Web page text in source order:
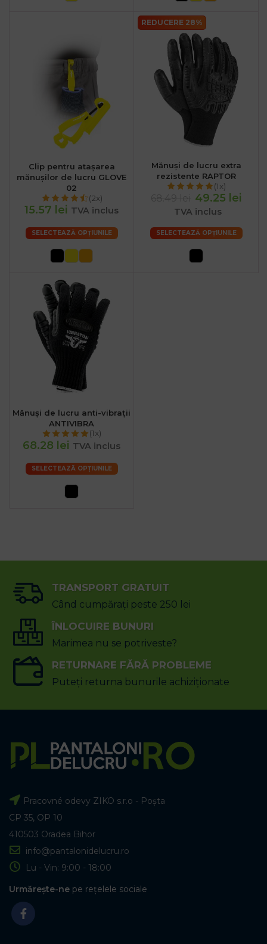
Clip pentru atașarea
mănușilor de lucru GLOVE
02
(2x)
15.57 lei TVA inclus
SELECTEAZĂ OPȚIUNILE
REDUCERE 28%
Mănuși de lucru extra
rezistente RAPTOR
(1x)
49.25 lei
TVA inclus
SELECTEAZĂ OPȚIUNILE
Mănuși de lucru anti-vibrații
ANTIVIBRA
(1x)
68.28 lei TVA inclus
SELECTEAZĂ OPȚIUNILE
TRANSPORT GRATUIT
Când cumpărați peste 250 lei
ÎNLOCUIRE BUNURI
Marimea nu se potriveste?
RETURNARE FĂRĂ PROBLEME
Puteți returna bunurile achiziționate
Pracovné odevy ZIKO s.r.o - Poșta
CP 35, OP 10
410503 Oradea Bihor
info@pantalonidelucru.ro
Lu - Vin: 9:00 - 18:00
Urmărește-ne pe rețelele sociale